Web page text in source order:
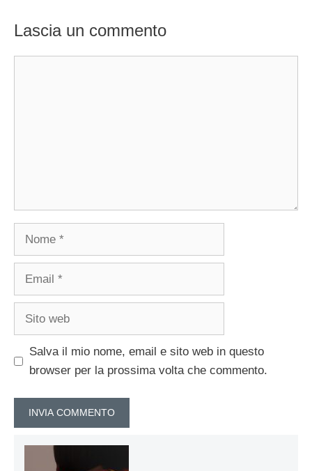
Lascia un commento
Nome
Email
Sito
Salva il mio nome, email e sito web in questo
browser per la prossima volta che commento.